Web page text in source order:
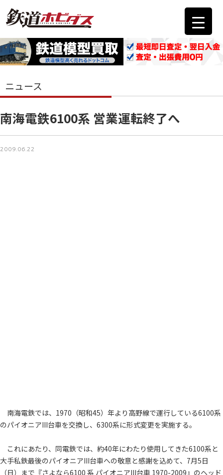
ニュース
南海電鉄6100系 営業運転終了へ
2009.06.22
南海電鉄では、1970（昭和45）年より高野線で運行している6100系
のパイオニアIII台車を交換し、6300系に形式変更を実施する。
これにあたり、同電鉄では、約40年にわたり使用してきた6100系と
大手私鉄最後のパイオニアIII台車への敬意と感謝を込めて、7月5日
（日）まで『さよなら6100 系 パイオニアIII台車 1970-2009』のヘッド